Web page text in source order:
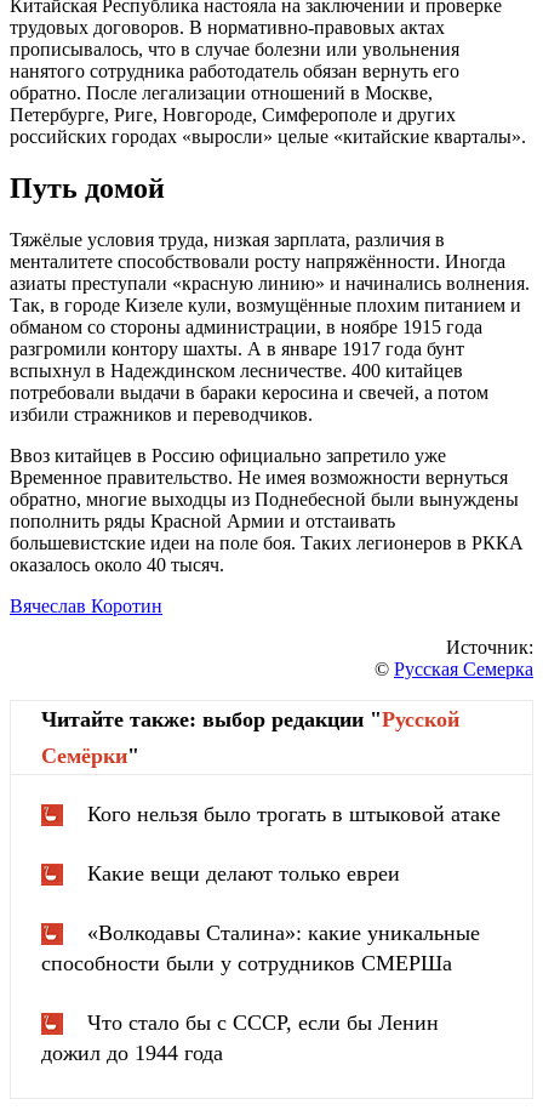
Китайская Республика настояла на заключении и проверке
трудовых договоров. В нормативно-правовых актах
прописывалось, что в случае болезни или увольнения
нанятого сотрудника работодатель обязан вернуть его
обратно. После легализации отношений в Москве,
Петербурге, Риге, Новгороде, Симферополе и других
российских городах «выросли» целые «китайские кварталы».
Путь домой
Тяжёлые условия труда, низкая зарплата, различия в
менталитете способствовали росту напряжённости. Иногда
азиаты преступали «красную линию» и начинались волнения.
Так, в городе Кизеле кули, возмущённые плохим питанием и
обманом со стороны администрации, в ноябре 1915 года
разгромили контору шахты. А в январе 1917 года бунт
вспыхнул в Надеждинском лесничестве. 400 китайцев
потребовали выдачи в бараки керосина и свечей, а потом
избили стражников и переводчиков.
Ввоз китайцев в Россию официально запретило уже
Временное правительство. Не имея возможности вернуться
обратно, многие выходцы из Поднебесной были вынуждены
пополнить ряды Красной Армии и отстаивать
большевистские идеи на поле боя. Таких легионеров в РККА
оказалось около 40 тысяч.
Вячеслав Коротин
Источник:
© Русская Семерка
Читайте также: выбор редакции "Русской
Cемёрки"
Кого нельзя было трогать в штыковой атаке
Какие вещи делают только евреи
«Волкодавы Сталина»: какие уникальные
способности были у сотрудников СМЕРШа
Что стало бы с СССР, если бы Ленин
дожил до 1944 года